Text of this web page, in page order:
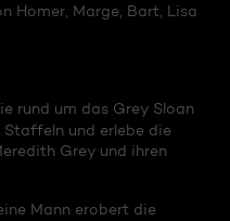
Homer, Marge, Bart, Lisa
rund um das Grey Sloan
und erlebe die
Grey und ihren
Mann erobert die